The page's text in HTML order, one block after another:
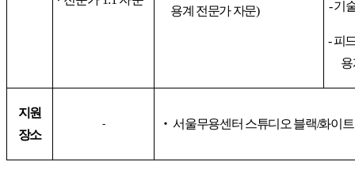
용계 전문가 자문) -기
-피
용
지원
장소
- ‧서울무용센터 스튜디오 블랙/화이트